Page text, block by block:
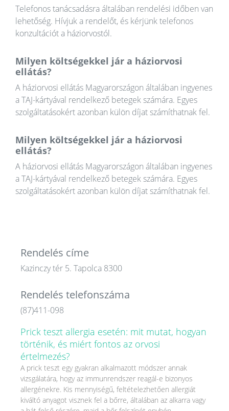
Telefonos tanácsadásra általában rendelési időben van
lehetőség. Hívjuk a rendelőt, és kérjünk telefonos
konzultációt a háziorvostól.
Milyen költségekkel jár a háziorvosi
ellátás?
A háziorvosi ellátás Magyarországon általában ingyenes
a TAJ-kártyával rendelkező betegek számára. Egyes
szolgáltatásokért azonban külön díjat számíthatnak fel.
Milyen költségekkel jár a háziorvosi
ellátás?
A háziorvosi ellátás Magyarországon általában ingyenes
a TAJ-kártyával rendelkező betegek számára. Egyes
szolgáltatásokért azonban külön díjat számíthatnak fel.
Rendelés címe
Kazinczy tér 5. Tapolca 8300
Rendelés telefonszáma
(87)411-098
Prick teszt allergia esetén: mit mutat, hogyan
történik, és miért fontos az orvosi
értelmezés?
A prick teszt egy gyakran alkalmazott módszer annak
vizsgálatára, hogy az immunrendszer reagál-e bizonyos
allergénekre. Kis mennyiségű, feltételezhetően allergiát
kiváltó anyagot visznek fel a bőrre, általában az alkarra vagy